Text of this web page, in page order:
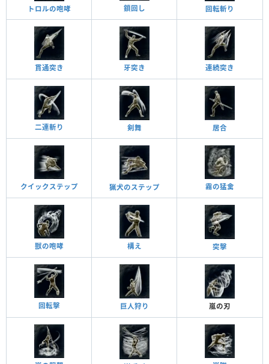
トロルの咆哮 鎖回し 回転斬り
貫通突き 牙突き 連続突き
二連斬り 剣舞 居合
クイックステップ 猟犬のステップ 霧の猛禽
獣の咆哮 構え 突擊
回転擊 巨人狩り 嵐の刃